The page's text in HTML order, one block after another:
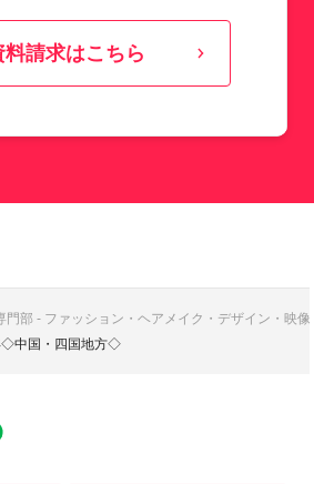
料請求はこちら
門部 - ファッション・ヘアメイク・デザイン・映
◇中国・四国地方◇